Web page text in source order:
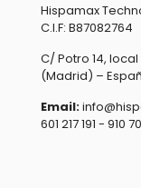
Hispamax
C.I.F: B87082764
C/ Potro 14,
(Madrid) –
Email:
601 217 191 - 910